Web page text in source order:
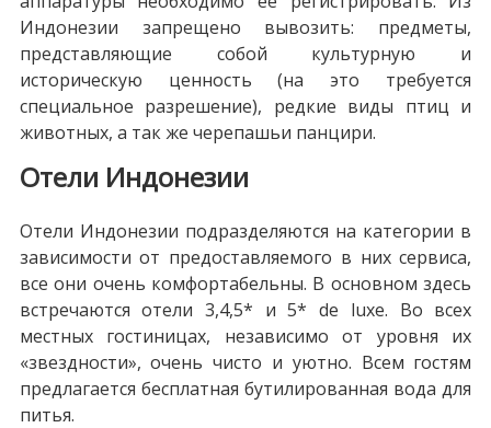
Индонезии запрещено вывозить: предметы,
представляющие собой культурную и
историческую ценность (на это требуется
специальное разрешение), редкие виды птиц и
животных, а так же черепашьи панцири.
Отели Индонезии
Отели Индонезии подразделяются на категории в
зависимости от предоставляемого в них сервиса,
все они очень комфортабельны. В основном здесь
встречаются отели 3,4,5* и 5* de luxe. Во всех
местных гостиницах, независимо от уровня их
«звездности», очень чисто и уютно. Всем гостям
предлагается бесплатная бутилированная вода для
питья.